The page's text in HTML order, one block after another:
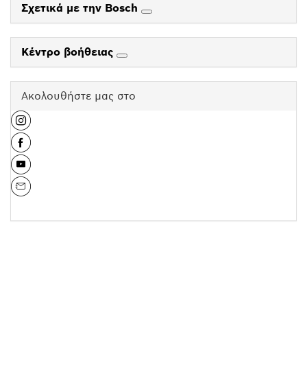
Σχετικά με την Bosch
Κέντρο βοήθειας
Ακολουθήστε μας στο